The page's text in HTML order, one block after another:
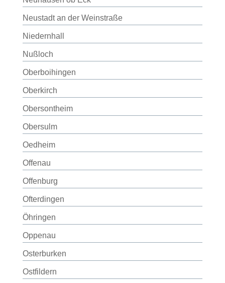
Neustadt an der Weinstraße
Niedernhall
Nußloch
Oberboihingen
Oberkirch
Obersontheim
Obersulm
Oedheim
Offenau
Offenburg
Ofterdingen
Öhringen
Oppenau
Osterburken
Ostfildern